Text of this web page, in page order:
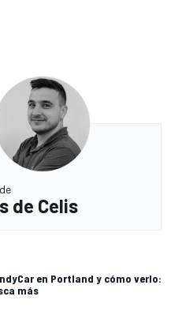
de Celis
en Portland y cómo verlo:
más